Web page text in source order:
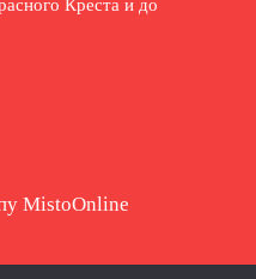
Креста и до
MistoOnline